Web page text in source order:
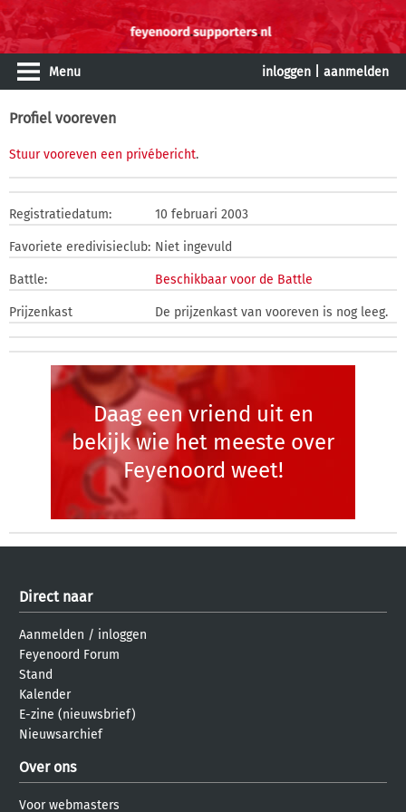
Menu inloggen aanmelden
Profiel vooreven
Stuur vooreven een privébericht.
Registratiedatum: 10 februari 2003
Favoriete eredivisieclub: Niet ingevuld
Battle: Beschikbaar voor de Battle
Prijzenkast De prijzenkast van vooreven is nog leeg.
Daag een vriend uit en
bekijk wie het meeste over
Feyenoord weet!
Direct naar
Aanmelden / inloggen
Feyenoord Forum
Stand
Kalender
E-zine (nieuwsbrief)
Nieuwsarchief
Over ons
Voor webmasters